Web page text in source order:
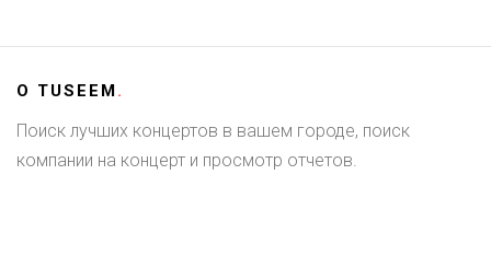
О TUSEEM.
Поиск лучших концертов в вашем городе, поиск
компании на концерт и просмотр отчетов.